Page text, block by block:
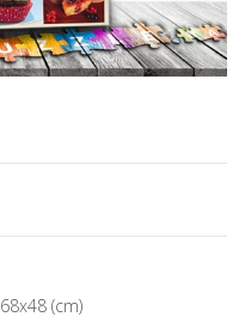
68x48 (cm)